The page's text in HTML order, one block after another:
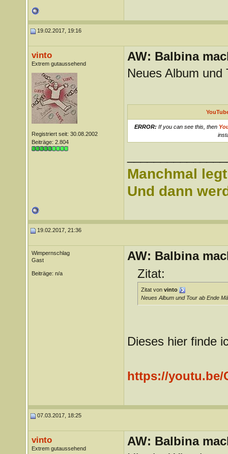
19.02.2017, 19:16
vinto
Extrem gutaussehend
Registriert seit: 30.08.2002
Beiträge: 2.804
AW: Balbina
Neues Album
ERROR: If you can see this, then
Manchmal
Und dann
19.02.2017, 21:36
Wimpernschlag
Gast
Beiträge: n/a
AW: Balbina
Zitat:
Zitat von vinto
Neues Album und Tour ab Ende
Dieses hier finde
https://youtu.be/
07.03.2017, 18:25
vinto
Extrem gutaussehend
AW: Balbina